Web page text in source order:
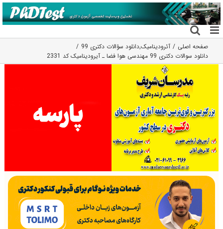
رفتن
به
محتوا
صفحه اصلی آئرودینامیک,دانلود سؤالات دکتری 99
دانلود سوالات دکتری 99 مهندسی هوا فضا ـ آیرودینامیک کد 2331